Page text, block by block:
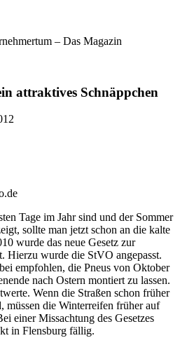
– Das Magazin
attraktives Schnäppchen
Tage im Jahr sind und der Sommer
sollte man jetzt schon an die kalte
wurde das neue Gesetz zur
Hierzu wurde die StVO angepasst.
empfohlen, die Pneus von Oktober
nach Ostern montiert zu lassen.
Wenn die Straßen schon früher
müssen die Winterreifen früher auf
einer Missachtung des Gesetzes
in Flensburg fällig.